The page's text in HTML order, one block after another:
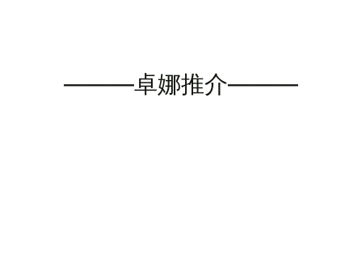
———卓娜推介———